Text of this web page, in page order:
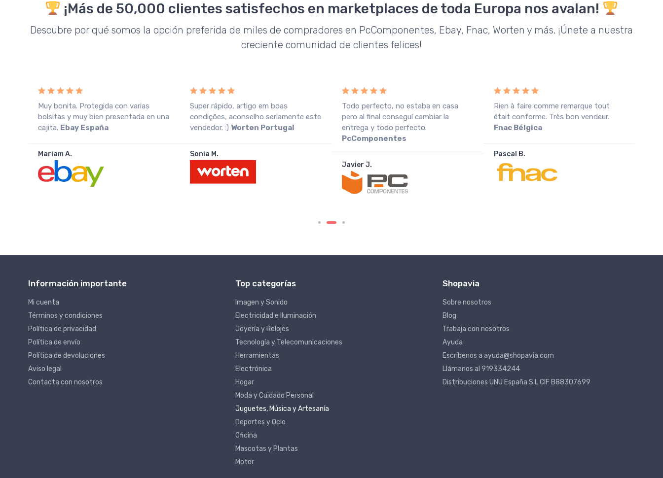
¡Más de 50,000 clientes satisfechos en marketplaces de toda Europa nos avalan!
Descubre por qué somos la opción preferida de miles de compradores en PcComponentes, Ebay, Fnac, Worten y más. ¡Únete a nuestra
creciente comunidad de clientes felices!
Muy bonita. Protegida con varias
bolsitas y muy bien presentada en una
cajita. Ebay España
Mariam A.
Super rápido, artigo em boas
condições, aconselho seriamente este
vendedor. :) Worten Portugal
Sonia M.
Todo perfecto, no estaba en casa
pero al final conseguí cambiar la
entrega y todo perfecto.
PcComponentes
Javier J.
Rien à faire comme remarque tout
était conforme. Très bon vendeur.
Fnac Bélgica
Pascal B.
Información importante
Mi cuenta
Términos y condiciones
Política de privacidad
Política de envío
Política de devoluciones
Aviso legal
Contacta con nosotros
Top categorías
Imagen y Sonido
Electricidad e Iluminación
Joyería y Relojes
Tecnología y Telecomunicaciones
Herramientas
Electrónica
Hogar
Moda y Cuidado Personal
Juguetes, Música y Artesanía
Deportes y Ocio
Oficina
Mascotas y Plantas
Motor
Shopavia
Sobre nosotros
Blog
Trabaja con nosotros
Ayuda
Escríbenos a ayuda@shopavia.com
Llámanos al 919334244
Distribuciones UNU España S.L CIF B88307699